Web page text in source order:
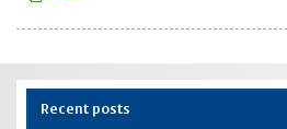
Recent posts